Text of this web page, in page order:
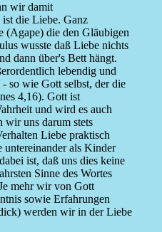
wir damit
die Liebe. Ganz
(Agape) die den Gläubigen
wusste daß Liebe nichts
dann über's Bett hängt.
lebendig und
so wie Gott selbst, der die
4,16). Gott ist
und wird es auch
uns darum stets
Liebe praktisch
untereinander als Kinder
ist, daß uns dies keine
Sinne des Wortes
mehr wir von Gott
sowie Erfahrungen
werden wir in der Liebe